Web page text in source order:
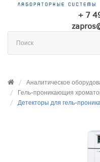
+ 7
Аналитическое
Гель-проникающия
Детекторы для гель-